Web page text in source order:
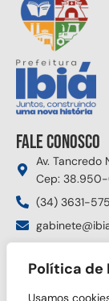
Política de
Usamos
Fale conosco
Av. Tancredo
Cep:
(34) 3631-